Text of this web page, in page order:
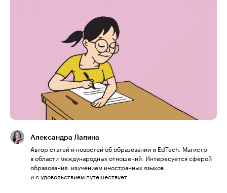
Александра Лапина
Автор статей и новостей об образовании и EdTech. Магистр
в области международных отношений. Интересуется сферой
образования, изучением иностранных языков
и с удовольствием путешествует.